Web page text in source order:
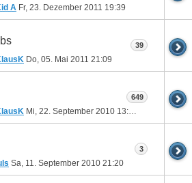
A Fr, 23. Dezember 2011 19:39
Do, 05. Mai 2011 21:09
39
Mi, 22. September 2010 13:35
649
Sa, 11. September 2010 21:20
3